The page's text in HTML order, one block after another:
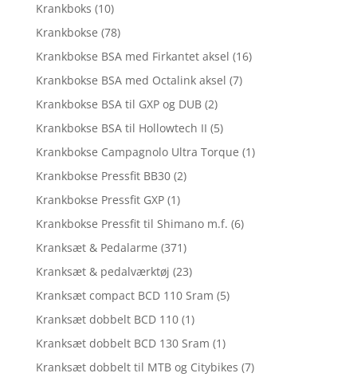
Krankboks (10)
Krankbokse (78)
Krankbokse BSA med Firkantet aksel (16)
Krankbokse BSA med Octalink aksel (7)
Krankbokse BSA til GXP og DUB (2)
Krankbokse BSA til Hollowtech II (5)
Krankbokse Campagnolo Ultra Torque (1)
Krankbokse Pressfit BB30 (2)
Krankbokse Pressfit GXP (1)
Krankbokse Pressfit til Shimano m.f. (6)
Kranksæt & Pedalarme (371)
Kranksæt & pedalværktøj (23)
Kranksæt compact BCD 110 Sram (5)
Kranksæt dobbelt BCD 110 (1)
Kranksæt dobbelt BCD 130 Sram (1)
Kranksæt dobbelt til MTB og Citybikes (7)